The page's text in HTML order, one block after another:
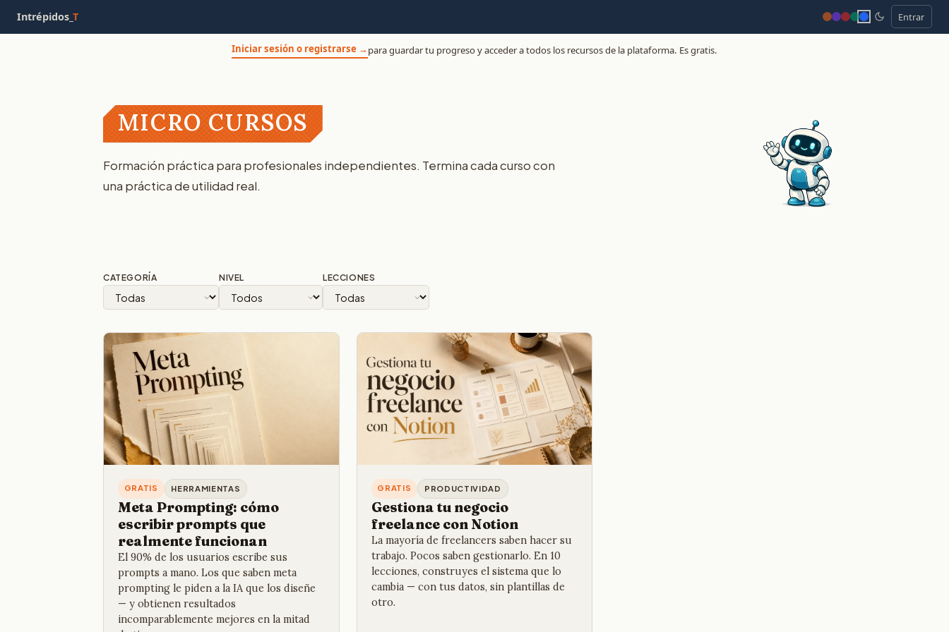
Intrépidos_T Entrar
Iniciar sesión o registrarse →para guardar tu progreso y acceder a todos los recursos de la plataforma. Es gratis.
MICRO CURSOS
Formación práctica para profesionales independientes. Termina cada curso con
una práctica de utilidad real.
CATEGORÍA NIVEL LECCIONES
GRATIS HERRAMIENTAS
Meta Prompting: cómo
escribir prompts que
realmente funcionan
El 90% de los usuarios escribe sus
prompts a mano. Los que saben meta
prompting le piden a la IA que los diseñe
— y obtienen resultados
incomparablemente mejores en la mitad
GRATIS PRODUCTIVIDAD
Gestiona tu negocio
freelance con Notion
La mayoría de freelancers saben hacer su
trabajo. Pocos saben gestionarlo. En 10
lecciones, construyes el sistema que lo
cambia — con tus datos, sin plantillas de
otro.